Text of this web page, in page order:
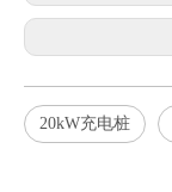
20kW充电桩